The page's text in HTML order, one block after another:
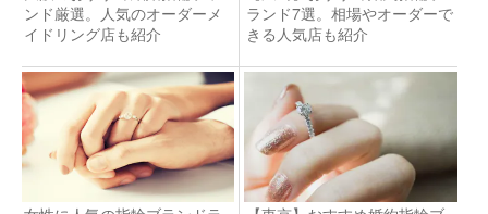
ンド厳選。人気のオーダーメ
イドリング店も紹介
ランド7選。相場やオーダーで
きる人気店も紹介